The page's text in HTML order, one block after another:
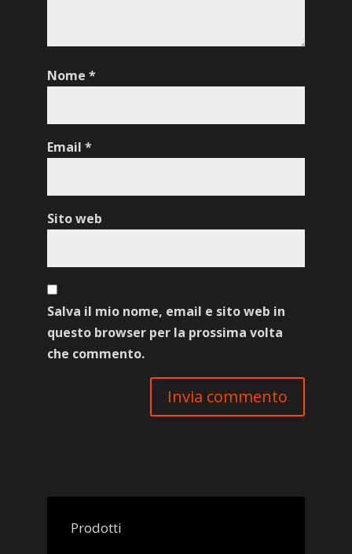
Nome *
Email *
Sito web
Salva il mio nome, email e sito web in
questo browser per la prossima volta
che commento.
Prodotti